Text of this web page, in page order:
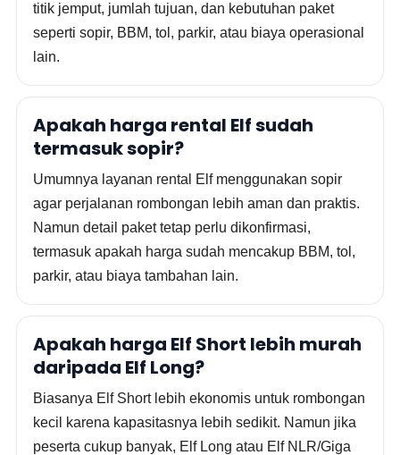
titik jemput, jumlah tujuan, dan kebutuhan paket
seperti sopir, BBM, tol, parkir, atau biaya operasional
lain.
Apakah harga rental Elf sudah
termasuk sopir?
Umumnya layanan rental Elf menggunakan sopir
agar perjalanan rombongan lebih aman dan praktis.
Namun detail paket tetap perlu dikonfirmasi,
termasuk apakah harga sudah mencakup BBM, tol,
parkir, atau biaya tambahan lain.
Apakah harga Elf Short lebih murah
daripada Elf Long?
Biasanya Elf Short lebih ekonomis untuk rombongan
kecil karena kapasitasnya lebih sedikit. Namun jika
peserta cukup banyak, Elf Long atau Elf NLR/Giga